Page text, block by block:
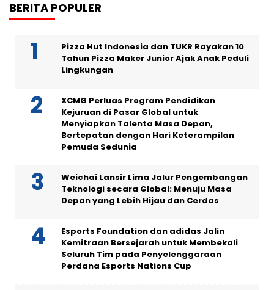
BERITA POPULER
Pizza Hut Indonesia dan TUKR Rayakan 10
Tahun Pizza Maker Junior Ajak Anak Peduli
Lingkungan
XCMG Perluas Program Pendidikan
Kejuruan di Pasar Global untuk
Menyiapkan Talenta Masa Depan,
Bertepatan dengan Hari Keterampilan
Pemuda Sedunia
Weichai Lansir Lima Jalur Pengembangan
Teknologi secara Global: Menuju Masa
Depan yang Lebih Hijau dan Cerdas
Esports Foundation dan adidas Jalin
Kemitraan Bersejarah untuk Membekali
Seluruh Tim pada Penyelenggaraan
Perdana Esports Nations Cup